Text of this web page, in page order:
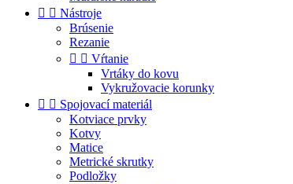
  Nástroje
Brúsenie
Rezanie
  Vŕtanie
Vrtáky do kovu
Vykružovacie korunky
  Spojovací materiál
Kotviace prvky
Kotvy
Matice
Metrické skrutky
Podložky